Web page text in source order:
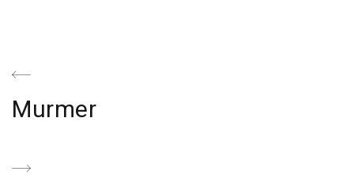
Navegación
de
entradas
Previous
Murmer